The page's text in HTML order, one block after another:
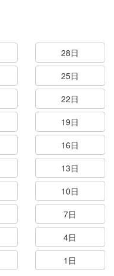
28日
25日
22日
19日
16日
13日
10日
7日
4日
1日